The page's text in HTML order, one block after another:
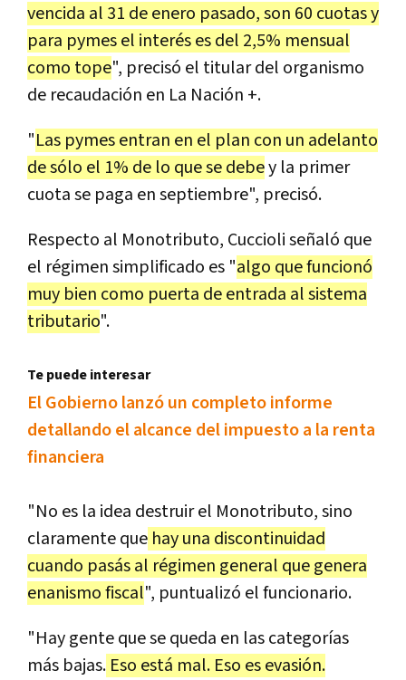
vencida al 31 de enero pasado, son 60 cuotas y
para pymes el interés es del 2,5% mensual
como tope", precisó el titular del organismo
de recaudación en La Nación +.
"Las pymes entran en el plan con un adelanto
de sólo el 1% de lo que se debey la primer
cuota se paga en septiembre", precisó.
Respecto al Monotributo, Cuccioli señaló que
el régimen simplificado es "algo que funcionó
muy bien como puerta de entrada al sistema
tributario".
Te puede interesar
El Gobierno lanzó un completo informe
detallando el alcance del impuesto a la renta
financiera
"No es la idea destruir el Monotributo, sino
claramente que hay una discontinuidad
cuando pasás al régimen general que genera
enanismo fiscal", puntualizó el funcionario.
"Hay gente que se queda en las categorías
más bajas. Eso está mal. Eso es evasión.